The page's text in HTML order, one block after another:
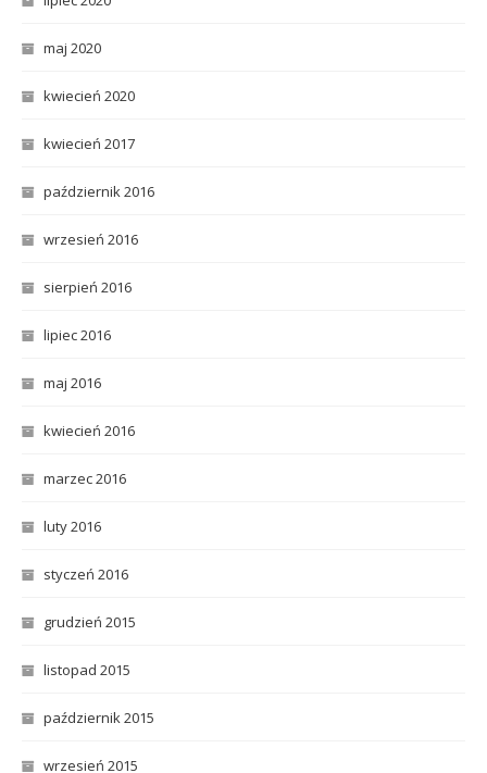
maj 2020
kwiecień 2020
kwiecień 2017
październik 2016
wrzesień 2016
sierpień 2016
lipiec 2016
maj 2016
kwiecień 2016
marzec 2016
luty 2016
styczeń 2016
grudzień 2015
listopad 2015
październik 2015
wrzesień 2015